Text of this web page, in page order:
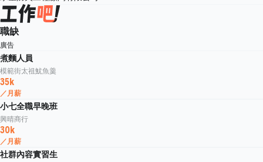
職缺
廣告
煮麵人員
模範街太祖魷魚羹
35k
／月薪
小七全職早晚班
興晴商行
30k
／月薪
社群內容實習生